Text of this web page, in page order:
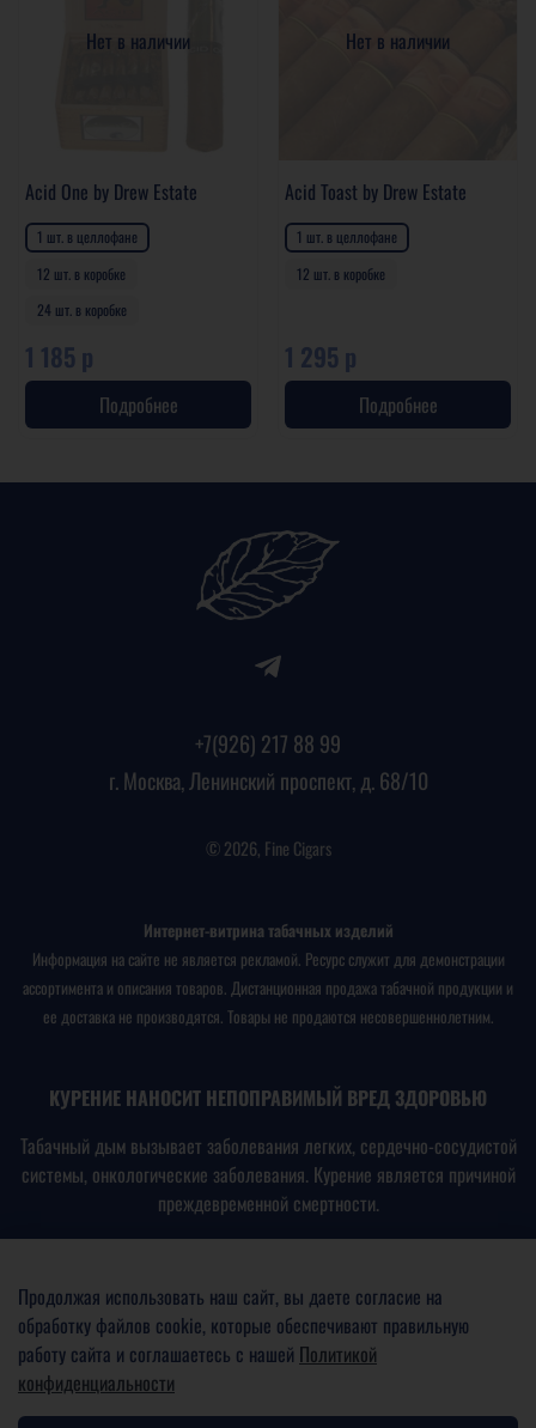
Нет в наличии
Acid One by Drew Estate
1 шт. в целлофане
12 шт. в коробке
24 шт. в коробке
1 185 р
Подробнее
Нет в наличии
Acid Toast by Drew Estate
1 шт. в целлофане
12 шт. в коробке
1 295 р
Подробнее
+7(926) 217 88 99
г. Москва, Ленинский проспект, д. 68/10
© 2026, Fine Cigars
Интернет-витрина табачных изделий
Информация на сайте не является рекламой. Ресурс служит для демонстрации
ассортимента и описания товаров. Дистанционная продажа табачной продукции и
ее доставка не производятся. Товары не продаются несовершеннолетним.
КУРЕНИЕ НАНОСИТ НЕПОПРАВИМЫЙ ВРЕД ЗДОРОВЬЮ
Табачный дым вызывает заболевания легких, сердечно-сосудистой
системы, онкологические заболевания. Курение является причиной
преждевременной смертности.
окружающего табачного дыма, последствий потребления табака
или потребления никотинсодержащей продукции»
ПРОДАЖА ТАБАЧНОЙ ПРОДУКЦИИ НЕСОВЕРШЕННОЛЕТНИМ
ЗАПРЕЩЕНА И ВЛЕЧЕТ АДМИНИСТРАТИВНУЮ ОТВЕТСТВЕННОСТЬ
Продолжая использовать наш сайт, вы даете согласие на
обработку файлов cookie, которые обеспечивают правильную
работу сайта и соглашаетесь с нашей Политикой
конфиденциальности